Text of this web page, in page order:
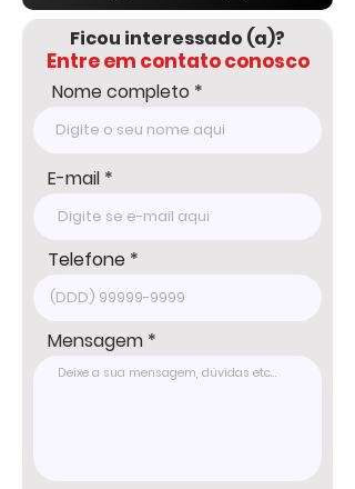
Ficou interessado (a)?
Entre em contato conosco
Nome completo
E-mail
Telefone
Mensagem